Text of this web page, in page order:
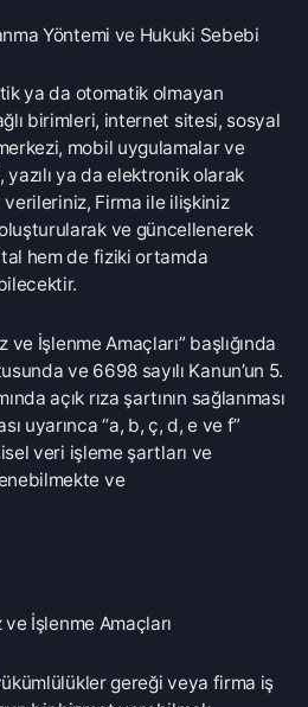
ya da elektronik olarak
Firma ile ilişkiniz
de fiziki ortamda
İşlenme Amaçları” başlığında
ve 6698 sayılı Kanun’un 5.
açık rıza şartının sağlanması
“a, b, ç, d, e ve f”
işleme şartları ve
İşlenme Amaçları
gereği veya firma iş
hizmet verebilmek
tabloda yer alan veriler